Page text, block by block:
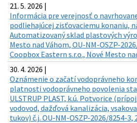
21. 5. 2026 |
Informácia pre verejnosť o
podliehajúcej zisťovaciemu konaniu,
Automatizovaný sklad plastových
Mesto nad Váhom, OU-NM-OSZP-
Coopbox Eastern s.r.o., Nové Mesto
30. 4. 2026 |
Oznámenie o začatí vodoprávneho
platnosti vodoprávneho povolenia
ULSTRUP PLAST, k.ú. Potvorice
vodovod, dažďová kanalizácia,
tukov) č.j. OU-NM-OSZP-2026/8254-3,